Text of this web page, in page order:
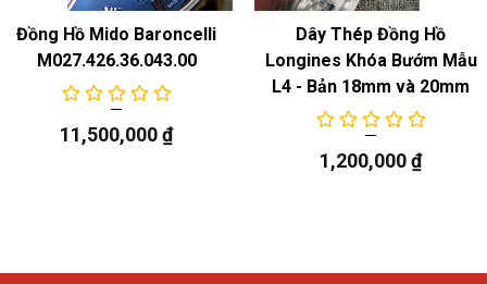
Đồng Hồ Mido Baroncelli
M027.426.36.043.00
11,500,000₫
Dây Thép Đồng Hồ
Longines Khóa Bướm Mẫu
L4 - Bản 18mm và 20mm
1,200,000₫